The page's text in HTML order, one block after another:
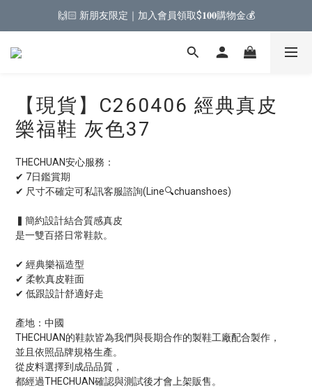
🙌🏻 新朋友限定｜加入會員領取$𝟏𝟎𝟎購物金💰
【現貨】C260406 經典真皮
樂福鞋 灰色37
THECHUAN安心服務：
✔ 7日鑑賞期
✔ 尺寸不確定可私訊客服諮詢(Line🔍chuanshoes)
▍簡約設計結合質感真皮
是一雙百搭日常鞋款。
✔ 經典樂福造型
✔ 柔軟真皮鞋面
✔ 低跟設計舒適好走
產地：中國
THECHUAN的鞋款皆為我們與長期合作的製鞋工廠配合製作，
並且依照品牌規格生產。
從皮料選擇到成品品質，
都經過THECHUAN確認與測試後才會上架販售。